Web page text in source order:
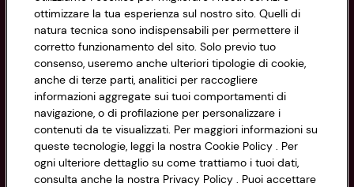
Informazioni
Privacy Policy
Cookie Policy
Impostazioni Cookie
Accessibilità
CONAD SOCIETÀ COOPERATIVA
Via Michelino, 59 | 40127 BOLOGNA
Codice Fiscale e Registro Imprese
di Bologna 00865960157
PARTITA IVA 03320960374
ottimizzare la tua esperienza sul nostro sito. Quelli di
natura tecnica sono indispensabili per permettere il
corretto funzionamento del sito. Solo previo tuo
consenso, useremo anche ulteriori tipologie di cookie,
anche di terze parti, analitici per raccogliere
informazioni aggregate sui tuoi comportamenti di
navigazione, o di profilazione per personalizzare i
contenuti da te visualizzati. Per maggiori informazioni su
queste tecnologie, leggi la nostra Cookie Policy . Per
ogni ulteriore dettaglio su come trattiamo i tuoi dati,
consulta anche la nostra Privacy Policy . Puoi accettare